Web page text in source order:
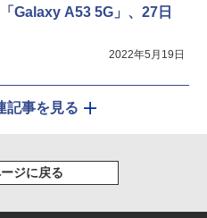
Galaxy A53 5G」、27日
2022年5月19日
記事を見る
ジに戻る